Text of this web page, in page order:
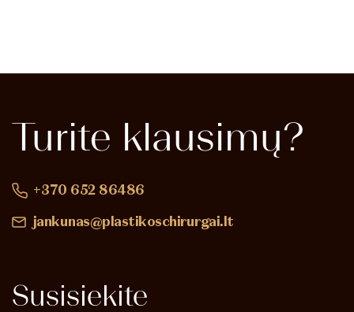
Turite klausimų?
+370 652 86486
jankunas@plastikoschirurgai.lt
Susisiekite